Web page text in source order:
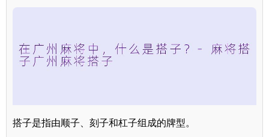
搭子是指由顺子、刻子和杠子组成的牌型。